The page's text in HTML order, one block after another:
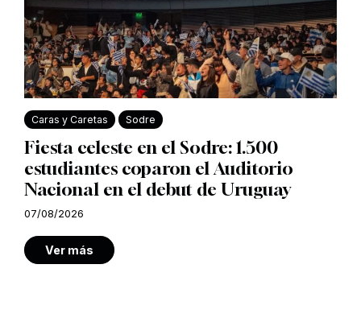
Caras y Caretas Sodre
Fiesta celeste en el Sodre: 1.500
estudiantes coparon el Auditorio
Nacional en el debut de Uruguay
07/08/2026
Ver más